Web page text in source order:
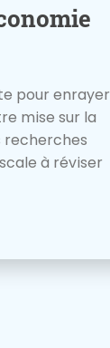
pour enrayer
mise sur la
recherches
à réviser